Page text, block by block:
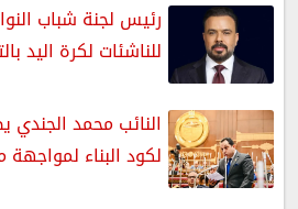
رئيس لجنة شباب
للناشئات لكرة اليد
النائب محمد
لكود البناء لمواجهة